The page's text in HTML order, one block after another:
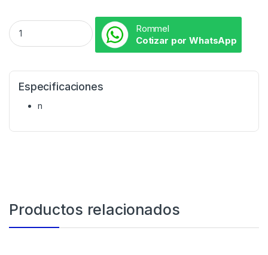
Rommel
Cotizar por WhatsApp
Especificaciones
n
Productos relacionados